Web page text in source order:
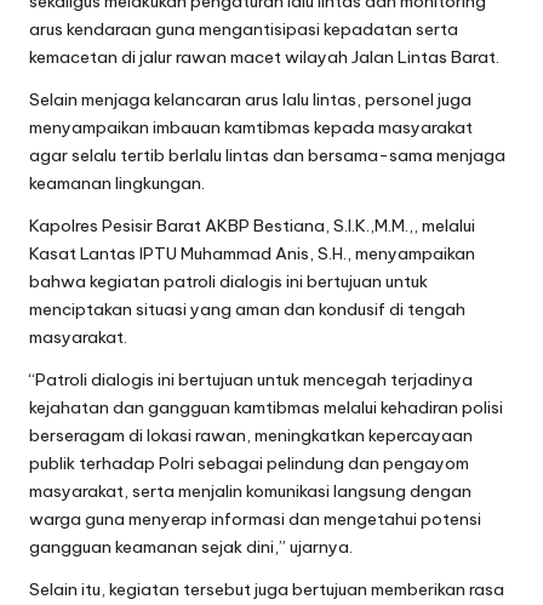
arus kendaraan guna mengantisipasi kepadatan serta
kemacetan di jalur rawan macet wilayah Jalan Lintas Barat.
Selain menjaga kelancaran arus lalu lintas, personel juga
menyampaikan imbauan kamtibmas kepada masyarakat
agar selalu tertib berlalu lintas dan bersama-sama menjaga
keamanan lingkungan.
Kapolres Pesisir Barat AKBP Bestiana, S.I.K.,M.M.,, melalui
Kasat Lantas IPTU Muhammad Anis, S.H., menyampaikan
bahwa kegiatan patroli dialogis ini bertujuan untuk
menciptakan situasi yang aman dan kondusif di tengah
masyarakat.
“Patroli dialogis ini bertujuan untuk mencegah terjadinya
kejahatan dan gangguan kamtibmas melalui kehadiran polisi
berseragam di lokasi rawan, meningkatkan kepercayaan
publik terhadap Polri sebagai pelindung dan pengayom
masyarakat, serta menjalin komunikasi langsung dengan
warga guna menyerap informasi dan mengetahui potensi
gangguan keamanan sejak dini,” ujarnya.
Selain itu, kegiatan tersebut juga bertujuan memberikan rasa